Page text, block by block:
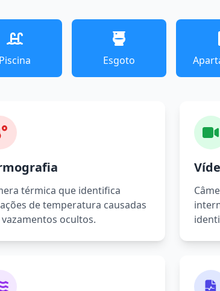
Piscina Esgoto
térmica que identifica
de temperatura causadas
ocultos.